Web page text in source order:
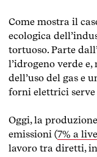
Come mostra il
ecologica
tortuoso. Parte
l’idrogeno verde
dell’uso del gas e
forni elettrici serve
Oggi, la
emissioni (7% a
lavoro tra diretti,